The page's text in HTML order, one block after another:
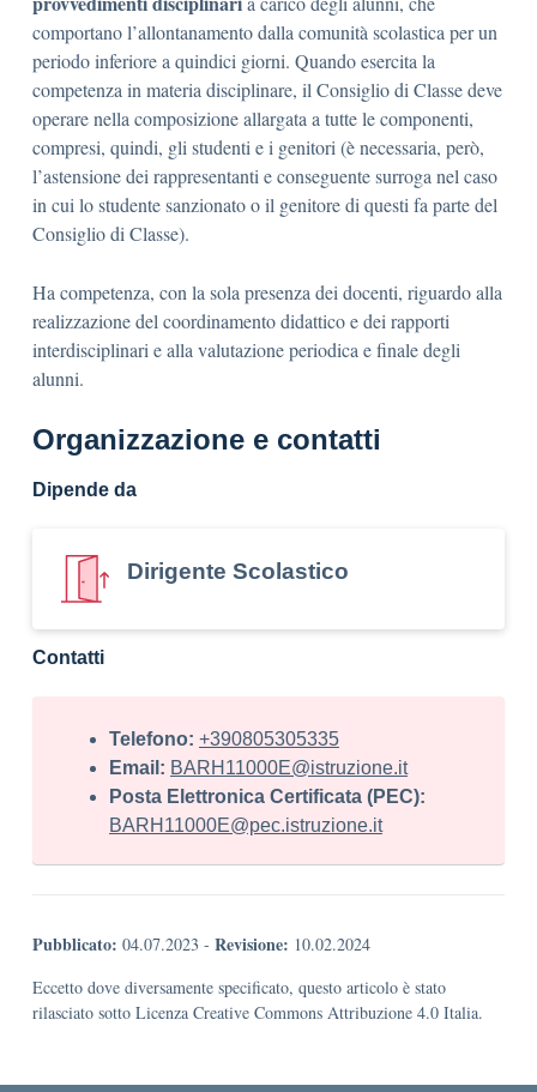
comportano l’allontanamento dalla comunità scolastica per un
periodo inferiore a quindici giorni. Quando esercita la
competenza in materia disciplinare, il Consiglio di Classe deve
operare nella composizione allargata a tutte le componenti,
compresi, quindi, gli studenti e i genitori (è necessaria, però,
l’astensione dei rappresentanti e conseguente surroga nel caso
in cui lo studente sanzionato o il genitore di questi fa parte del
Consiglio di Classe).
Ha competenza, con la sola presenza dei docenti, riguardo alla
realizzazione del coordinamento didattico e dei rapporti
interdisciplinari e alla valutazione periodica e finale degli
alunni.
Organizzazione e contatti
Dipende da
Dirigente Scolastico
Contatti
Telefono: +390805305335
Email: BARH11000E@istruzione.it
Posta Elettronica Certificata (PEC):
BARH11000E@pec.istruzione.it
Pubblicato: 04.07.2023 - Revisione: 10.02.2024
Eccetto dove diversamente specificato, questo articolo è stato
rilasciato sotto Licenza Creative Commons Attribuzione 4.0 Italia.